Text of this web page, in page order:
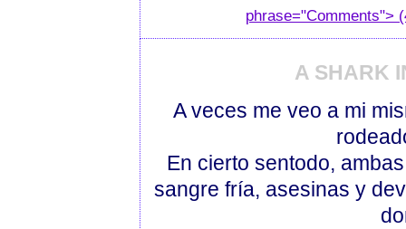
phrase="Comments">
A SHARK
A veces me veo a mi
En cierto sentodo,
sangre fría, asesinas y